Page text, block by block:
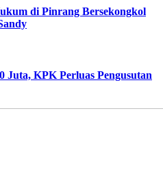
di Pinrang Bersekongkol
Juta, KPK Perluas Pengusutan